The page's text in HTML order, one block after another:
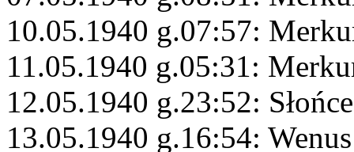
10.05.1940 g.07:57:
11.05.1940 g.05:31:
12.05.1940 g.23:52:
13.05.1940 g.16:54: